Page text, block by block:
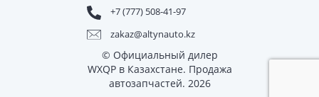
+7 (777) 508-41-97
zakaz@altynauto.kz
© Официальный дилер
WXQP в Казахстане. Продажа
автозапчастей. 2026